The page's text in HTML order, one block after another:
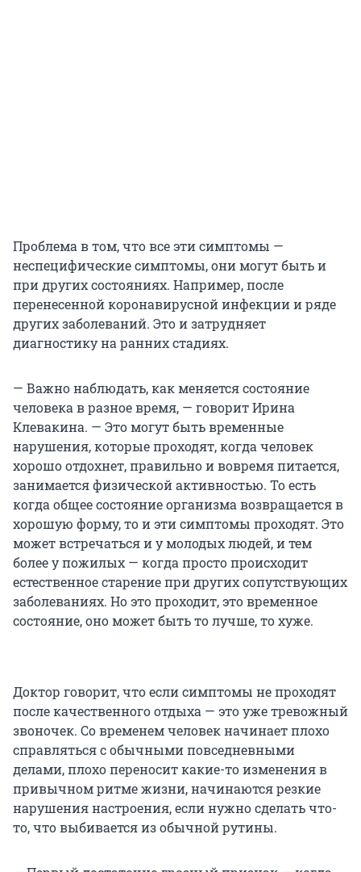
Проблема в том, что все эти симптомы —
неспецифические симптомы, они могут быть и
при других состояниях. Например, после
перенесенной коронавирусной инфекции и ряде
других заболеваний. Это и затрудняет
диагностику на ранних стадиях.
— Важно наблюдать, как меняется состояние
человека в разное время, — говорит Ирина
Клевакина. — Это могут быть временные
нарушения, которые проходят, когда человек
хорошо отдохнет, правильно и вовремя питается,
занимается физической активностью. То есть
когда общее состояние организма возвращается в
хорошую форму, то и эти симптомы проходят. Это
может встречаться и у молодых людей, и тем
более у пожилых — когда просто происходит
естественное старение при других сопутствующих
заболеваниях. Но это проходит, это временное
состояние, оно может быть то лучше, то хуже.
Доктор говорит, что если симптомы не проходят
после качественного отдыха — это уже тревожный
звоночек. Со временем человек начинает плохо
справляться с обычными повседневными
делами, плохо переносит какие-то изменения в
привычном ритме жизни, начинаются резкие
нарушения настроения, если нужно сделать что-
то, что выбивается из обычной рутины.